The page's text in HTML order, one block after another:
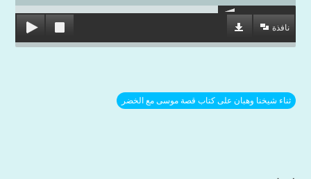
نافذة
ثناء شيخنا وهبان على كتاب قصة موسى مع الخضر